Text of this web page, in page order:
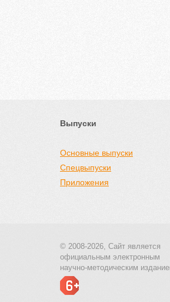
Выпуски
Основные выпуски
Спецвыпуски
Приложения
© 2008-2026, Сайт является
официальным электронным
научно-методическим